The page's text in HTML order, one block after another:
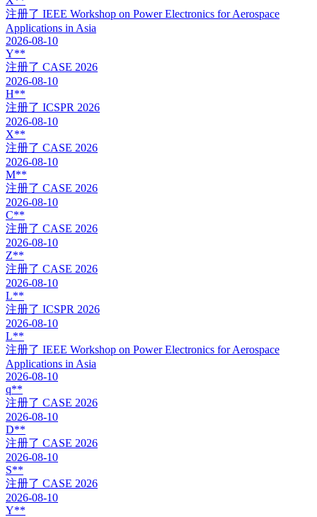
注册了 IEEE Workshop on Power Electronics for Aerospace
Applications in Asia
2026-08-10
Y**
注册了 CASE 2026
2026-08-10
H**
注册了 ICSPR 2026
2026-08-10
X**
注册了 CASE 2026
2026-08-10
M**
注册了 CASE 2026
2026-08-10
C**
注册了 CASE 2026
2026-08-10
Z**
注册了 CASE 2026
2026-08-10
L**
注册了 ICSPR 2026
2026-08-10
L**
注册了 IEEE Workshop on Power Electronics for Aerospace
Applications in Asia
2026-08-10
q**
注册了 CASE 2026
2026-08-10
D**
注册了 CASE 2026
2026-08-10
S**
注册了 CASE 2026
2026-08-10
Y**